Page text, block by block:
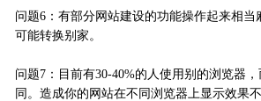
问题6：有部分网站建设的功能操作起来相当
可能转换别家。
问题7：目前有30-40%的人使用别的浏览器
同。造成你的网站在不同浏览器上显示效果